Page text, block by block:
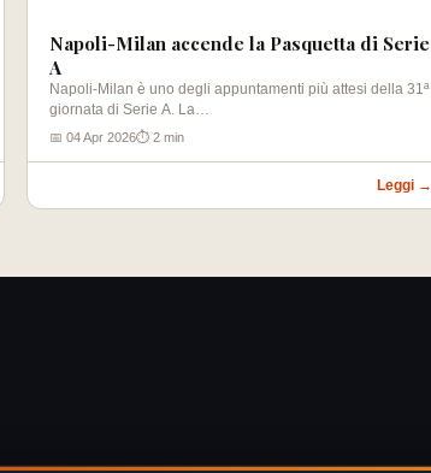
Napoli-Milan accende la Pasquetta di Serie
A
Napoli-Milan è uno degli appuntamenti più attesi della 31ª
giornata di Serie A. La…
📅 04 Apr 2026⏱ 2 min
Leggi →